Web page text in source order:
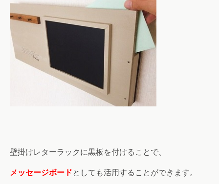
壁掛けレターラックに黒板を付けることで、
メッセージボードとしても活用することができます。